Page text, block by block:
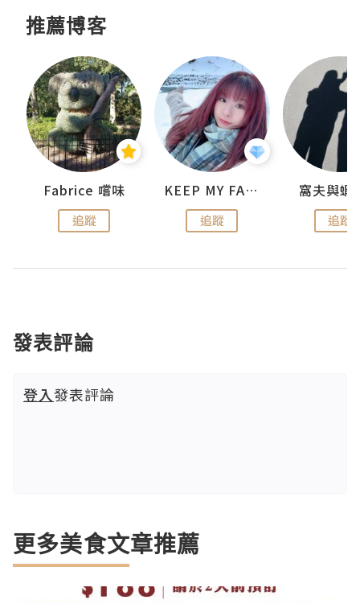
推薦博客
Fabrice 嚐味
追蹤
KEEP MY FAITH
追蹤
窩夫與蝦
追蹤
發表評論
登入發表評論
更多美食文章推薦